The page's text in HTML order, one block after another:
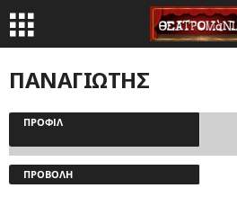
ΠΑΝΑΓΙΩΤΗΣ
ΠΡΟΦΊΛ
ΠΡΟΒΟΛΉ